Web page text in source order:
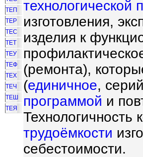
ТЕП
ТЕР
ТЕС
ТЕТ
ТЕУ
ТЕФ
ТЕХ
ТЕЧ
ТЕШ
ТЕЯ
технологической
изготовления,
изделия к
(ремонта),
(единичное,
программой и
Технологичность
трудоёмкости
себестоимости.